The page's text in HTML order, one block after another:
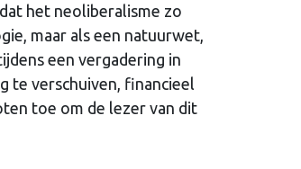
het neoliberalisme zo
maar als een natuurwet,
een vergadering in
te verschuiven, financieel
toe om de lezer van dit